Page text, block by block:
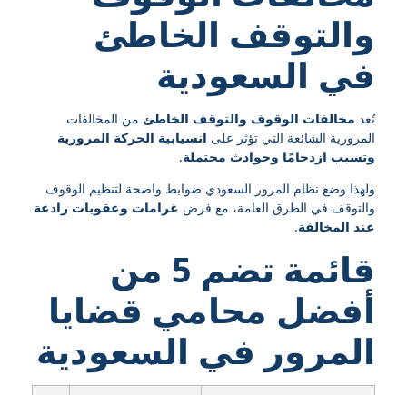
والتوقف الخاطئ
في السعودية
تُعد مخالفات الوقوف والتوقف الخاطئ من المخالفات
المرورية الشائعة التي تؤثر على انسيابية الحركة المرورية
وتسبب ازدحامًا وحوادث محتملة.
ولهذا وضع نظام المرور السعودي ضوابط واضحة لتنظيم الوقوف
والتوقف في الطرق العامة، مع فرض غرامات وعقوبات رادعة
عند المخالفة.
قائمة تضم 5 من
أفضل محامي قضايا
المرور في السعودية